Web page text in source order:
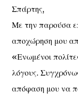
Σπάρτης,
Με την παρούσα
αποχώρηση μου
«Ενωμένοι
λόγους.
απόφαση μου να